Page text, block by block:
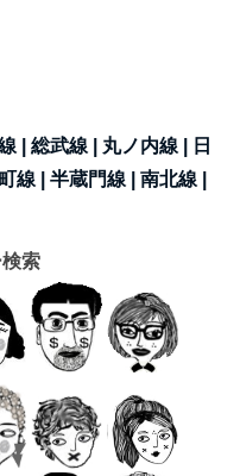
|総武線 | 丸ノ内線 |
日
線 |半蔵門線 |南北線 |
索